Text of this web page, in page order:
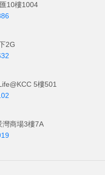
10樓1004
2G
5樓501
灣商場3樓7A